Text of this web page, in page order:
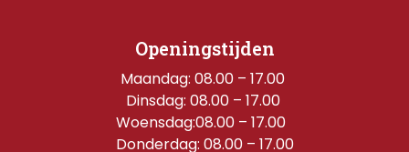
Openingstijden
Maandag: 08.00 – 17.00
Dinsdag: 08.00 – 17.00
Woensdag:08.00 – 17.00
Donderdag: 08.00 – 17.00